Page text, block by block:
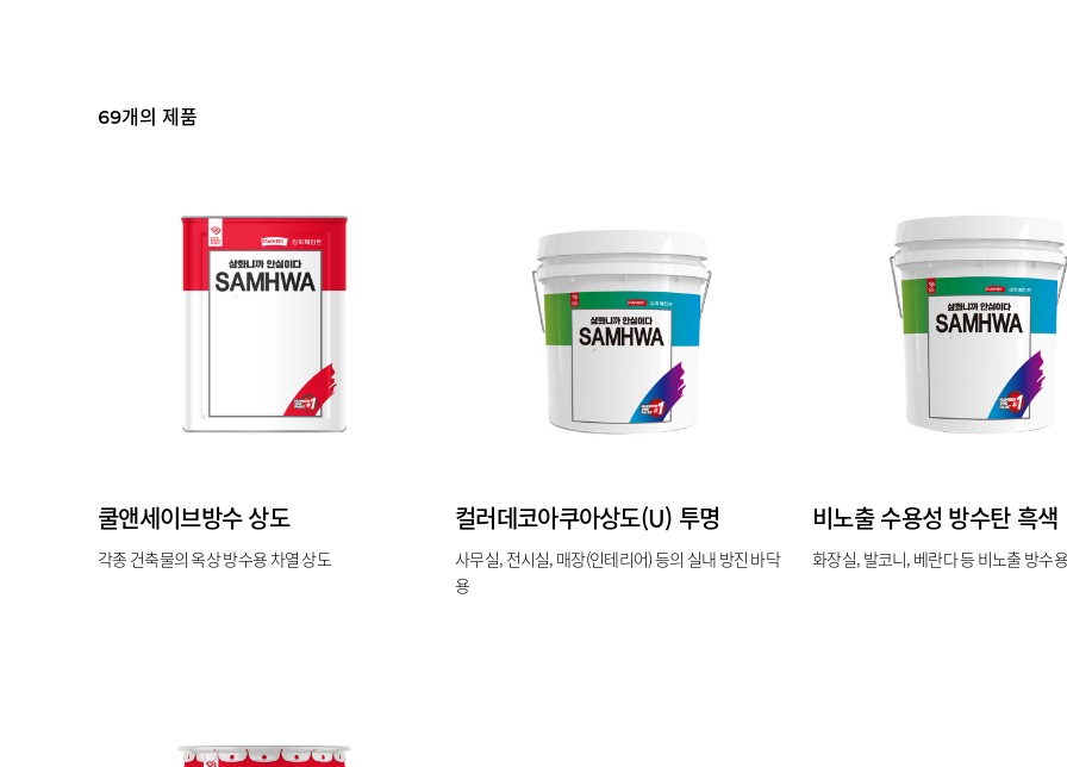
69개의 제품
쿨앤세이브방수 상도
각종 건축물의 옥상 방수용 차열 상도
컬러데코아쿠아상도(U) 투명
사무실, 전시실, 매장(인테리어) 등의 실내 방진 바닥
용
비노출 수용성 방수탄 흑색
화장실, 발코니, 베란다 등 비노출 방수용